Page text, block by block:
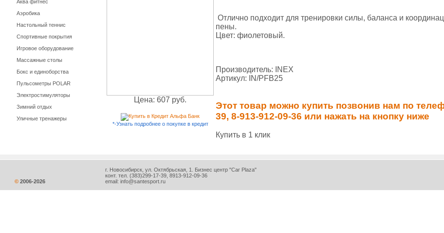
Аква фитнес
Аэробика
Настольный теннис
Спортивные покрытия
Игровое оборудование
Массажные столы
Бокс и единоборства
Пульсометры POLAR
Электростимуляторы
Зимний отдых
Уличные тренажеры
Цена: 607 руб.
*-Узнать подробнее о покупке в кредит
Отлично подходит для тренировки силы, баланса и
пены.
Цвет: фиолетовый.
Производитель: INEX
Артикул: IN/PFB25
Этот товар можно купить позвонив нам по
39, 8-913-912-09-36 или нажать на кнопку ниже
Купить в 1 клик
© 2006-2026
г. Новосибирск, ул. Октябрьская, 1. Бизнес центр "Car Plaza"
конт. тел. (383)299-17-39 , 8913-912-09-36
email: info@santesport.ru